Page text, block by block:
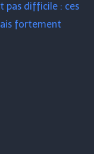
pas difficile : ces
fortement